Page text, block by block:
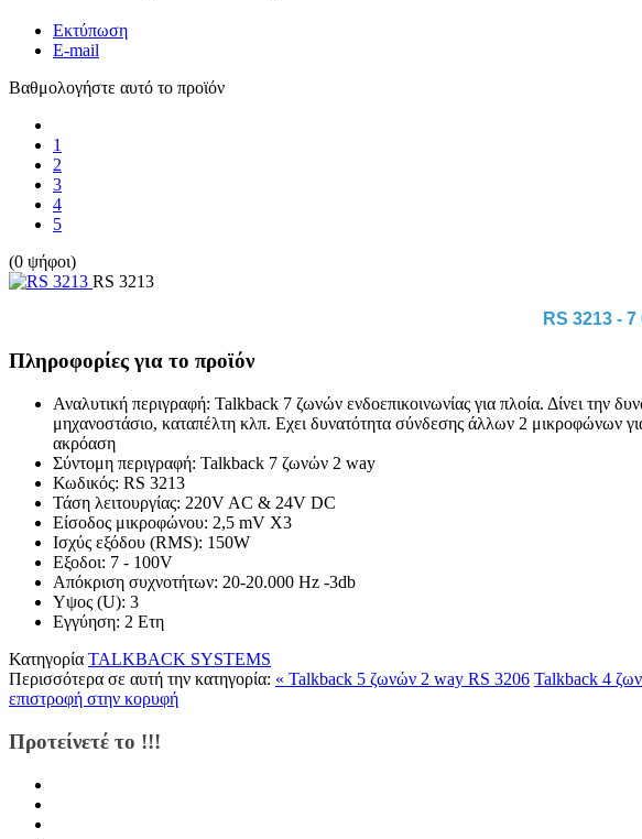
Εκτύπωση
E-mail
Βαθμολογήστε αυτό το προϊόν
1
2
3
4
5
(0 ψήφοι)
RS 3213
RS 3213 -
Πληροφορίες για το προϊόν
Αναλυτική περιγραφή: Talkback 7 ζωνών ενδοεπικοινωνίας για πλοία. Δίνει την
μηχανοστάσιο, καταπέλτη κλπ. Εχει δυνατότητα σύνδεσης άλλων 2 μικροφώνων
ακρόαση
Σύντομη περιγραφή: Talkback 7 ζωνών 2 way
Κωδικός: RS 3213
Τάση λειτουργίας: 220V AC & 24V DC
Είσοδος μικροφώνου: 2,5 mV X3
Ισχύς εξόδου (RMS): 150W
Εξοδοι: 7 - 100V
Απόκριση συχνοτήτων: 20-20.000 Hz -3db
Υψος (U): 3
Εγγύηση: 2 Ετη
Κατηγορία TALKBACK SYSTEMS
Περισσότερα σε αυτή την κατηγορία: « Talkback 5 ζωνών 2 way RS 3206 Talkback 4
επιστροφή στην κορυφή
Προτείνετέ το !!!